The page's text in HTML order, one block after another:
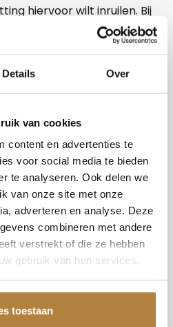
Details Over
van cookies
content en advertenties te
voor social media te bieden
te analyseren. Ook delen we
van onze site met onze
adverteren en analyse. Deze
combineren met andere
verstrekt of die ze hebben
gebruik van hun services.
toestaan
hiervoor wilt inruilen. Bij
hebben we zelfs al eens
Het is bij ons dus niet snel te
om de dromen van
exclusieve auto, kom dan
de showroom van Auto
een toonaangevend
bijzondere occasions.
het land naar ons toe,
collectie exclusieve
bent naar een bijzondere
hebben van allerlei
In onze showroom in